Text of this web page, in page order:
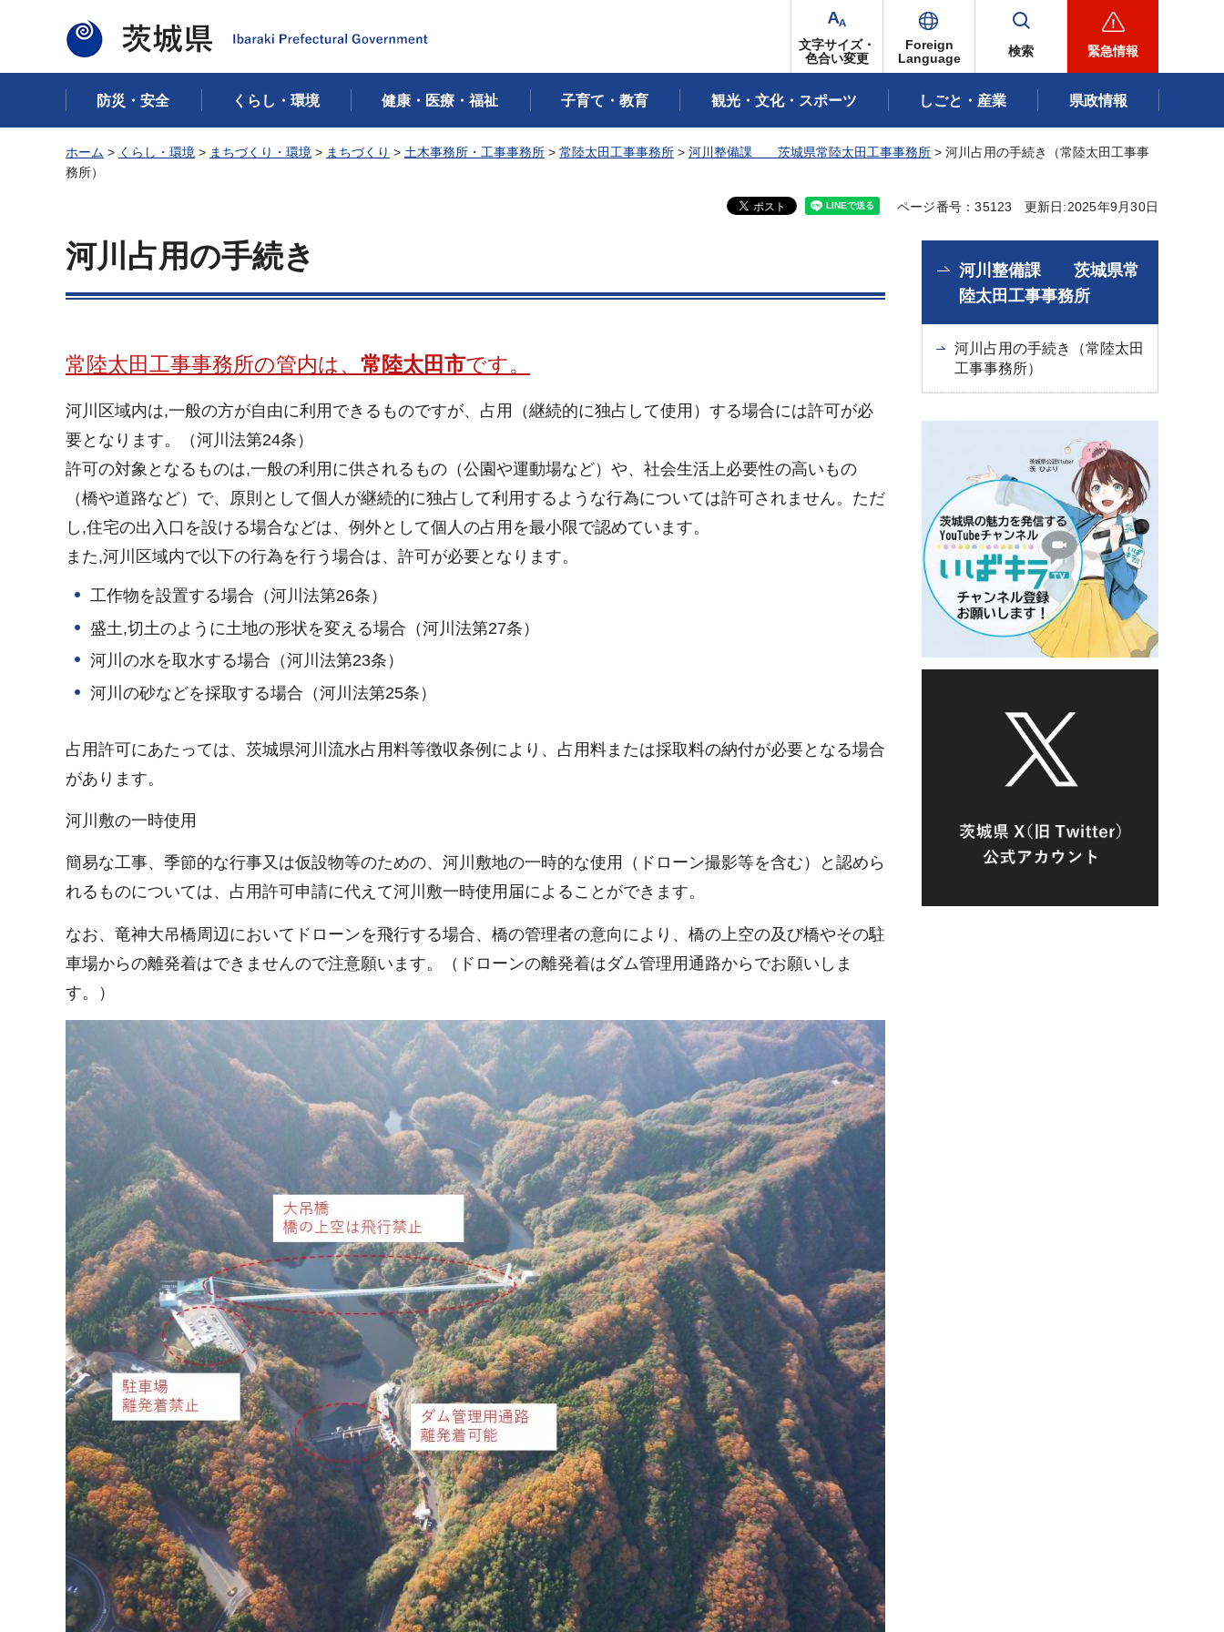
茨城県
文字サイズ・
色合い変更
Foreign
Language
検索 緊急情報
防災・安全 くらし・環境 健康・医療・福祉 子育て・教育 観光・文化・スポーツ しごと・産業 県政情報
ホーム > くらし・環境 > まちづくり・環境 > まちづくり > 土木事務所・工事事務所 > 常陸太田工事事務所 > 河川整備課 茨城県常陸太田工事事務所 > 河川占用の手続き（常陸太田工事事
務所）
ページ番号：35123 更新日:2025年9月30日
河川占用の手続き
常陸太田工事事務所の管内は、 常陸太田市です。
河川区域内は,一般の方が自由に利用できるものですが、占用（継続的に独占して使用）する場合には許可が必
要となります。（河川法第24条）
許可の対象となるものは,一般の利用に供されるもの（公園や運動場など）や、社会生活上必要性の高いもの
（橋や道路など）で、原則として個人が継続的に独占して利用するような行為については許可されません。ただ
し,住宅の出入口を設ける場合などは、例外として個人の占用を最小限で認めています。
また,河川区域内で以下の行為を行う場合は、許可が必要となります。
工作物を設置する場合（河川法第26条）
盛土,切土のように土地の形状を変える場合（河川法第27条）
河川の水を取水する場合（河川法第23条）
河川の砂などを採取する場合（河川法第25条）
占用許可にあたっては、茨城県河川流水占用料等徴収条例により、占用料または採取料の納付が必要となる場合
があります。
河川敷の一時使用
簡易な工事、季節的な行事又は仮設物等のための、河川敷地の一時的な使用（ドローン撮影等を含む）と認めら
れるものについては、占用許可申請に代えて河川敷一時使用届によることができます。
なお、竜神大吊橋周辺においてドローンを飛行する場合、橋の管理者の意向により、橋の上空の及び橋やその駐
車場からの離発着はできませんので注意願います。（ドローンの離発着はダム管理用通路からでお願いしま
す。）
河川整備課 茨城県常
陸太田工事事務所
河川占用の手続き（常陸太田
工事事務所）